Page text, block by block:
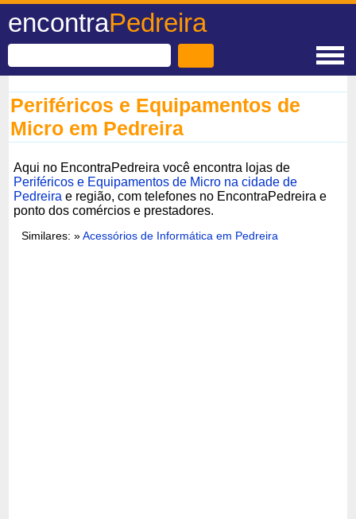
encontraPedreira
Periféricos e Equipamentos de
Micro em Pedreira
Aqui no EncontraPedreira você encontra lojas de
Periféricos e Equipamentos de Micro na cidade de
Pedreira e região, com telefones no EncontraPedreira e
ponto dos comércios e prestadores.
Similares: »Acessórios de Informática em Pedreira